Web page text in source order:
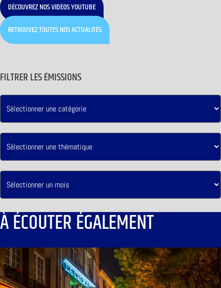
DÉCOUVREZ NOS VIDÉOS YOUTUBE
RETROUVEZ TOUTES NOS ACTUALITÉS
FILTRER LES ÉMISSIONS
À ÉCOUTER ÉGALEMENT